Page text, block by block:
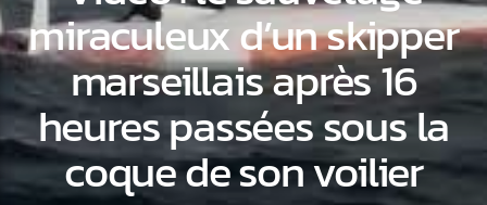
miraculeux d’un skipper
marseillais après 16
heures passées sous la
coque de son voilier